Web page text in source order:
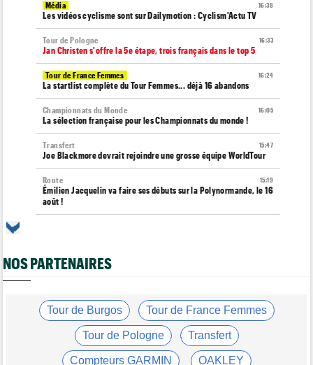
16:38
Média
Les vidéos cyclisme sont sur Dailymotion : Cyclism'Actu TV
16:33
Tour de Pologne
Jan Christen s'offre la 5e étape, trois français dans le top 5
16:24
Tour de France Femmes
La startlist complète du Tour Femmes... déjà 16 abandons
16:05
Championnats du Monde
La sélection française pour les Championnats du monde !
15:47
Transfert
Joe Blackmore devrait rejoindre une grosse équipe WorldTour
15:19
Route
Émilien Jacquelin va faire ses débuts sur la Polynormande, le 16
août !
Route
Blessé, le Belge Toon Aerts, a mis un terme à sa saison 2026
Jakobsen réagit à son transfert : "J'ai encore de la ressource"
Tour de France Femmes
Puck Pieterse : "Je vise le maillot à pois..."
NOS PARTENAIRES
Tour de Burgos Tour de France Femmes
Tour de Pologne Transfert
Compteurs GARMIN OAKLEY